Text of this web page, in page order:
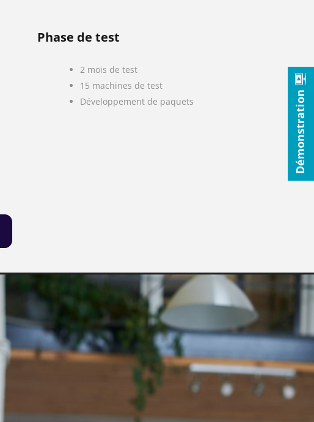
Phase de test
2 mois de test
15 machines de test
Développement de paquets
Démonstration